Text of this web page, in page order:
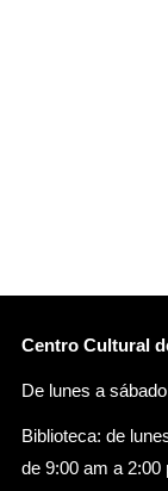
Centro Cultural
De lunes a
Biblioteca: de
de 9:00 am a 2:00